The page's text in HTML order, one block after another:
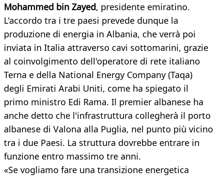
Mohammed bin Zayed, presidente emiratino.
L'accordo tra i tre paesi prevede dunque la
produzione di energia in Albania, che verrà poi
inviata in Italia attraverso cavi sottomarini, grazie
al coinvolgimento dell'operatore di rete italiano
Terna e della National Energy Company (Taqa)
degli Emirati Arabi Uniti, come ha spiegato il
primo ministro Edi Rama. Il premier albanese ha
anche detto che l'infrastruttura collegherà il porto
albanese di Valona alla Puglia, nel punto più vicino
tra i due Paesi. La struttura dovrebbe entrare in
funzione entro massimo tre anni.
«Se vogliamo fare una transizione energetica